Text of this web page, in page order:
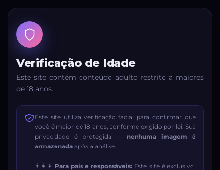
Verificação de Idade
Este site contém conteúdo adulto restrito a maiores
de 18 anos.
Este site utiliza verificação facial para confirmar que
você é maior de 18 anos, conforme exigido por lei. Sua
privacidade é protegida — nenhuma imagem é
armazenada após a análise.
👨‍👩‍👧 Para pais e responsáveis: Este site é exclusivo